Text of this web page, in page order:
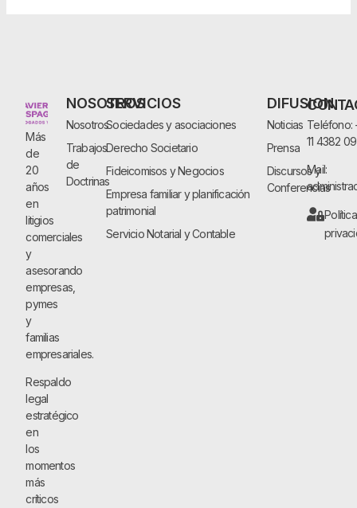
Más
de
20
años
en
litigios
comerciales
y
asesorando
empresas,
pymes
y
familias
empresariales.
Respaldo
legal
estratégico
en
los
momentos
más
críticos
NOSOTROS
Nosotros
Trabajos
de
Doctrinas
SERVICIOS
Sociedades y asociaciones
Derecho Societario
Fideicomisos y Negocios
Empresa familiar y planificación
patrimonial
Servicio Notarial y Contable
DIFUSION
Noticias
Prensa
Discursos y
Conferencias
Teléfono:
11 4382
Mail: